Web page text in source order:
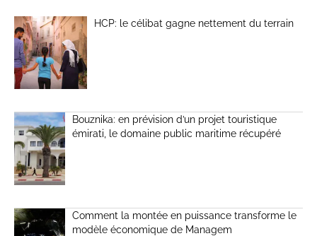
HCP: le célibat gagne nettement du terrain
Bouznika: en prévision d’un projet touristique
émirati, le domaine public maritime récupéré
Comment la montée en puissance transforme le
modèle économique de Managem